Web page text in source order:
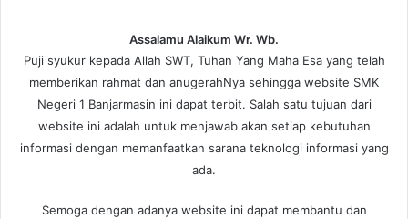
Assalamu Alaikum Wr. Wb.
Puji syukur kepada Allah SWT, Tuhan Yang Maha Esa yang telah
memberikan rahmat dan anugerahNya sehingga website SMK
Negeri 1 Banjarmasin ini dapat terbit. Salah satu tujuan dari
website ini adalah untuk menjawab akan setiap kebutuhan
informasi dengan memanfaatkan sarana teknologi informasi yang
ada.
Semoga dengan adanya website ini dapat membantu dan